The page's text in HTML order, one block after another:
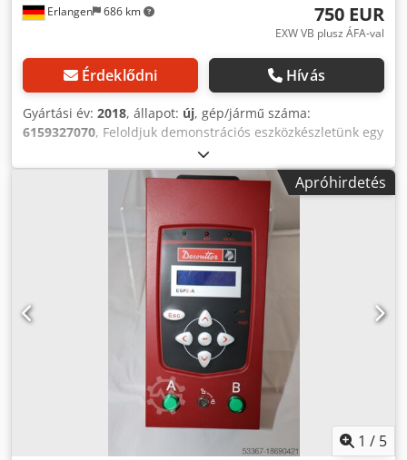
Erlangen 686 km 750 EUR
EXW VB plusz ÁFA-val
Érdeklődni Hívás
Gyártási év: 2018, állapot: új, gép/jármű száma:
6159327070, Feloldjuk demonstrációs eszközkészletünk egy
részét: Desoutter vezérlő ESP1-HT PLUS SLBN
kisfeszültségű csavarhúzókhoz Gyártási év: 04/2018
Cikkszám: 6159327070 használt, teljesen működőképes
kiegészítő tartozékok nélkül Alkalmas a következő
Desoutter csavarhúzókhoz:# -SLBN090 -SLBN120 ESP1-HT
PLUS Az ESP1 vezérlőt úgy tervezték, hogy optimalizálja a
Desoutter csavarhúzók teljesítményét, két
sebességtartományt kínálva, miközben csökkenti az
energiafogyasztást. Előnyök: A 2 sebességes opcióval az
ESP1 rugalmasságot kínál a csavarozási folyamat
optimalizálásához és a tartós minőség biztosításához.
Kompatibilis a 100 V-os vagy 240 V-os bemenetekkel a
szabványos platform, a gyorsabb utánállítás és az
alacsonyabb teljes birtoklási költség érdekében. Dcsdpfx
Ajv Iqfzom Eek Ipari gyártáshoz és karbantartáshoz egyéb
Apróhirdetés
1 / 5